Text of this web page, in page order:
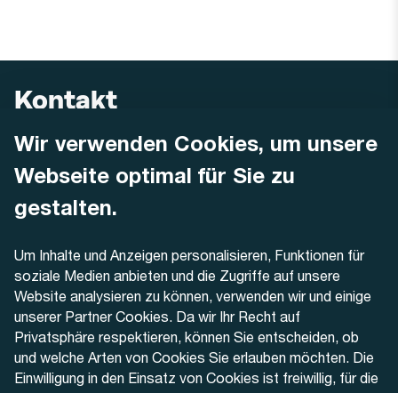
Wir verwenden Cookies, um unsere
Webseite optimal für Sie zu
gestalten.
Um Inhalte und Anzeigen personalisieren, Funktionen für
soziale Medien anbieten und die Zugriffe auf unsere
Website analysieren zu können, verwenden wir und einige
unserer Partner Cookies. Da wir Ihr Recht auf
Privatsphäre respektieren, können Sie entscheiden, ob
und welche Arten von Cookies Sie erlauben möchten. Die
Einwilligung in den Einsatz von Cookies ist freiwillig, für die
Kontakt
AREMO
Dornacherstrasse 48
4500 Solothurn
+41 32 622 37 22
Kontaktformular